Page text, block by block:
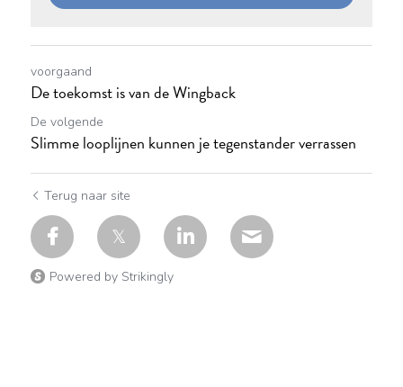
voorgaand
De toekomst is van de Wingback
De volgende
Slimme looplijnen kunnen je tegenstander verrassen
Terug naar site
Powered by Strikingly